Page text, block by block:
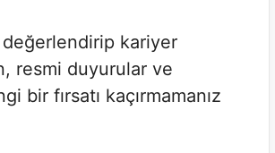
değerlendirip kariyer
resmi duyurular ve
bir fırsatı kaçırmamanız